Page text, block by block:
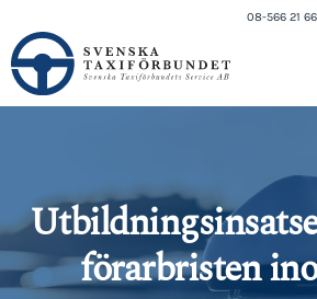
08-566 21
förarbristen